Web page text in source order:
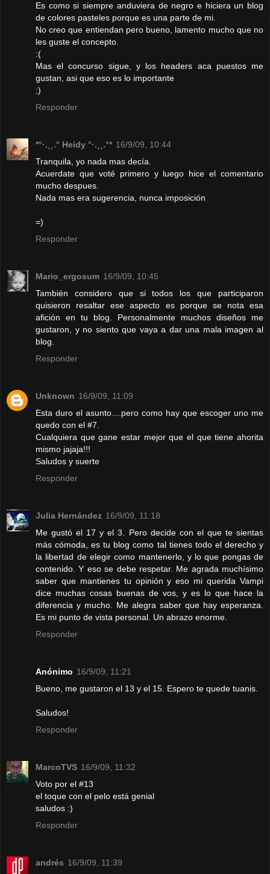
Es como si siempre anduviera de negro e hiciera un blog
de colores pasteles porque es una parte de mi.
No creo que entiendan pero bueno, lamento mucho que no
les guste el concepto.
:(
Mas el concurso sigue, y los headers aca puestos me
gustan, asi que eso es lo importante
;)
Responder
*°·.¸¸.° Heidy °·.¸¸.°* 16/9/09, 10:44
Tranquila, yo nada mas decía.
Acuerdate que voté primero y luego hice el comentario
mucho despues.
Nada mas era sugerencia, nunca imposición
=)
Responder
Mario_ergosum 16/9/09, 10:45
También considero que si todos los que participaron
quisieron resaltar ese aspecto es porque se nota esa
afición en tu blog. Personalmente muchos diseños me
gustaron, y no siento que vaya a dar una mala imagen al
blog.
Responder
Unknown 16/9/09, 11:09
Esta duro el asunto....pero como hay que escoger uno me
quedo con el #7.
Cualquiera que gane estar mejor que el que tiene ahorita
mismo jajaja!!!
Saludos y suerte
Responder
Julia Hernández 16/9/09, 11:18
Me gustó el 17 y el 3. Pero decide con el que te sientas
más cómoda, es tu blog como tal tienes todo el derecho y
la libertad de elegir como mantenerlo, y lo que pongas de
contenido. Y eso se debe respetar. Me agrada muchísimo
saber que mantienes tu opinión y eso mi querida Vampi
dice muchas cosas buenas de vos, y es lo que hace la
diferencia y mucho. Me alegra saber que hay esperanza.
Es mi punto de vista personal. Un abrazo enorme.
Responder
Anónimo 16/9/09, 11:21
Bueno, me gustaron el 13 y el 15. Espero te quede tuanis.
Saludos!
Responder
MarcoTVS 16/9/09, 11:32
Voto por el #13
el toque con el pelo está genial
saludos :)
Responder
andrés 16/9/09, 11:39